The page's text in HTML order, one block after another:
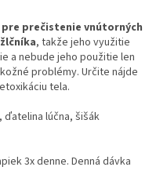
pre prečistenie vnútorných
, takže jeho využitie
a nebude jeho použitie len
problémy. Určite nájde
tela.
lúčna, šišák
3x denne. Denná dávka